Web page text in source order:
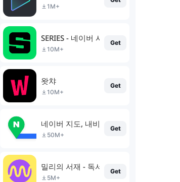
1M+
SERIES - 네이버 시리즈
10M+
Get
왓챠
10M+
Get
네이버 지도, 내비게이션
50M+
Get
밀리의 서재 - 독서와 무제한 친해지리
5M+
Get